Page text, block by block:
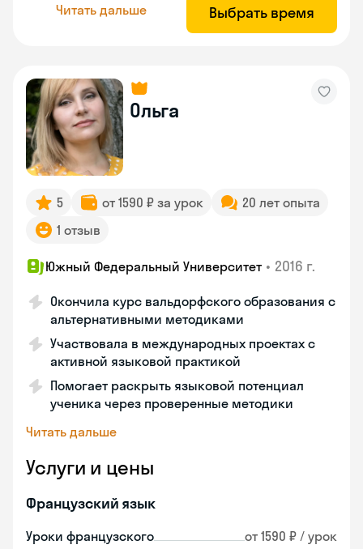
Читать дальше Выбрать время
Ольга
5 от 1590 ₽ за урок
20 лет опыта
1 отзыв
Южный Федеральный Университет • 2016 г.
Окончила курс вальдорфского образования с
альтернативными методиками
Участвовала в международных проектах с
активной языковой практикой
Помогает раскрыть языковой потенциал
ученика через проверенные методики
Читать дальше
Услуги и цены
Французский язык
Уроки французского от 1590 ₽ / урок